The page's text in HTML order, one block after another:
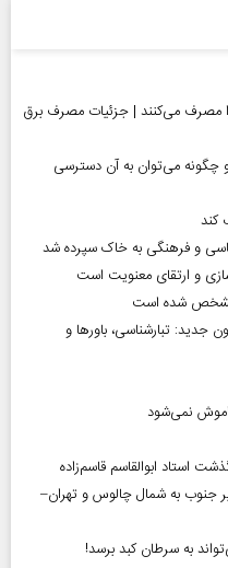
خانگی را مصرف می‌کنند | جزئیات مصرف برق
می‌توان به آن دسترسی
کند
و فرهنگی به خاک سپرده شد
و ارتقای معنویت است
مشخص شده است
جدید: تبارشناسی، باور‌ها و
نمی‌شود
استاد ابوالقاسم قاسم‌زاده
جنوب به شمال چالوس و تهران–
به سرطان کبد برسد!